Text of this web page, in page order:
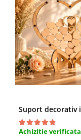
Achizitie verificata